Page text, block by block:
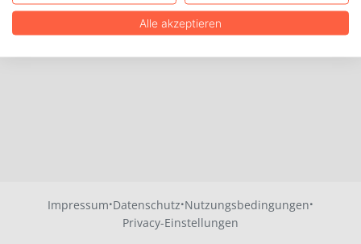
Impressum·Datenschutz·Nutzungsbedingungen·
Privacy-Einstellungen
Alle akzeptieren